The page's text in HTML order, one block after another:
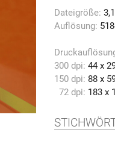
Dateigröße:
Auflösung:
300 dpi: 44 x
150 dpi: 88 x
72 dpi: 183 x